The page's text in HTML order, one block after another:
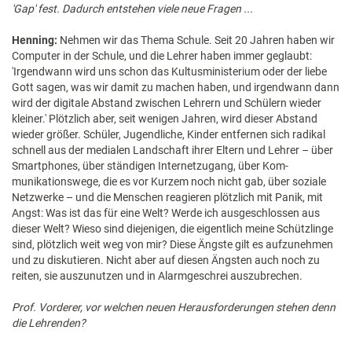
'Gap' fest. Dadurch entstehen viele neue Fragen ...
Henning: Nehmen wir das Thema Schule. Seit 20 Jahren haben wir
Computer in der Schule, und die Lehrer haben immer geglaubt:
'Irgendwann wird uns schon das Kultusministerium oder der liebe
Gott sagen, was wir damit zu machen haben, und irgendwann dann
wird der digitale Abstand zwischen Lehrern und Schülern wieder
kleiner.' Plötzlich aber, seit wenigen Jahren, wird dieser Abstand
wieder größer. Schüler, Jugendliche, Kinder entfernen sich radikal
schnell aus der medialen Landschaft ihrer Eltern und Lehrer – über
Smartphones, über ständigen Internetzugang, über Kom-
munikationswege, die es vor Kurzem noch nicht gab, über soziale
Netzwerke – und die Menschen reagieren plötzlich mit Panik, mit
Angst: Was ist das für eine Welt? Werde ich ausgeschlossen aus
dieser Welt? Wieso sind diejenigen, die eigentlich meine Schützlinge
sind, plötzlich weit weg von mir? Diese Ängste gilt es aufzunehmen
und zu diskutieren. Nicht aber auf diesen Ängsten auch noch zu
reiten, sie auszunutzen und in Alarmgeschrei auszubrechen.
Prof. Vorderer, vor welchen neuen Herausforderungen stehen denn
die Lehrenden?